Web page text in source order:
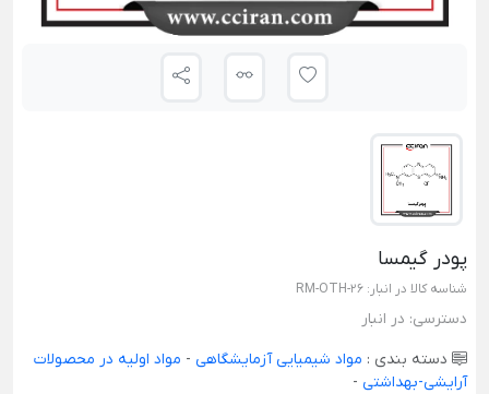
پودر گیمسا
شناسه کالا در انبار: RM-OTH-26
دسترسی: در انبار
دسته بندی : مواد شیمیایی آزمایشگاهی - مواد اولیه در محصولات
آرایشی-بهداشتی -